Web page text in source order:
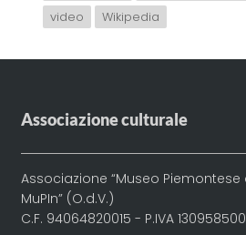
video
Wikipedia
Associazione culturale
Associazione “Museo
MuPIn” (O.d.V.)
C.F. 94064820015 - P.IVA